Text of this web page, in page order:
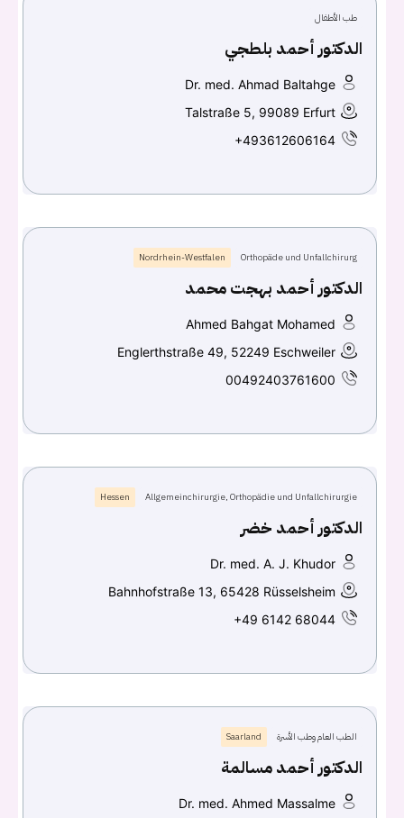
كلمه السر
تسجيل الدخول
Continue withGoogle
طب الأطفال
الدكتور أحمد بلطجي
Dr. med. Ahmad Baltahge
Talstraße 5, 99089 Erfurt
+493612606164
Orthopäde und Unfallchirurg
Nordrhein-Westfalen
الدكتور أحمد بهجت محمد
Ahmed Bahgat Mohamed
Englerthstraße 49, 52249 Eschweiler
00492403761600
Allgemeinchirurgie, Orthopädie und Unfallchirurgie
Hessen
الدكتور أحمد خضر
Dr. med. A. J. Khudor
Bahnhofstraße 13, 65428 Rüsselsheim
+49 6142 68044
الطب العام وطب الأسرة Saarland
الدكتور أحمد مسالمة
Dr. med. Ahmed Massalme